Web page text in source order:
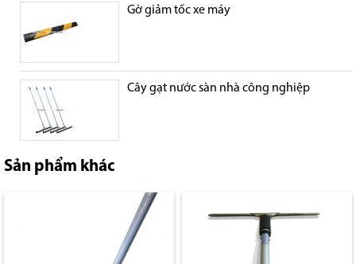
Gờ giảm tốc xe máy
Cây gạt nước sàn nhà công nghiệp
Sản phẩm khác